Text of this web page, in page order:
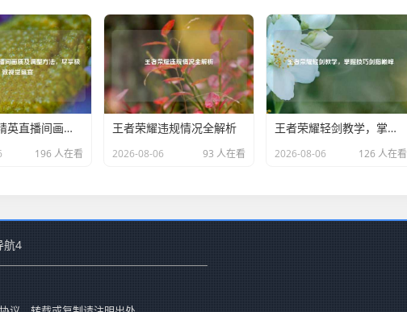
优化和平精英直播间画质及调整方法，尽享极致视觉盛宴
196 人在看
王者荣耀违规情况全解析
2026-08-06 93 人在看
王者荣耀轻剑教学，掌握技巧剑指巅峰
2026-08-06 126 人在看
航4